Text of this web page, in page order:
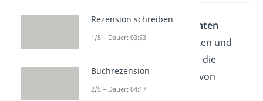
Oft finden wir inbekannten
Zitatendie prägnantesten und
tiefsten Gedanken über die
Bedeutungund
von
familiären Bindungen.
Rezension schreiben
1/5 – Dauer: 03:53
Buchrezension
2/5 – Dauer: 04:17